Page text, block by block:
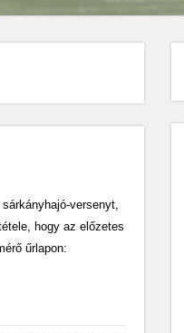
versenyt,
hogy az előzetes
űrlapon: